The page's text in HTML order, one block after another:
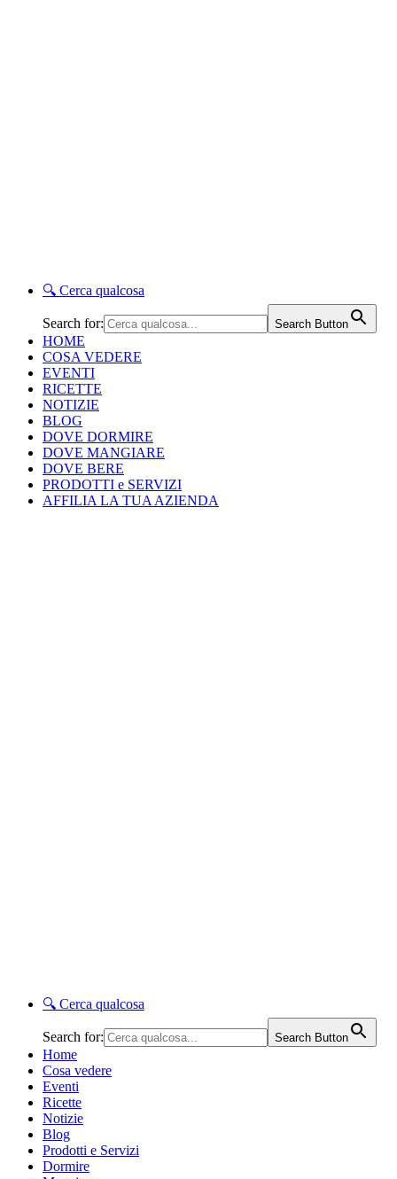
🔍 Cerca qualcosa
Search for: Search Button
HOME
COSA VEDERE
EVENTI
RICETTE
NOTIZIE
BLOG
DOVE DORMIRE
DOVE MANGIARE
DOVE BERE
PRODOTTI e SERVIZI
AFFILIA LA TUA AZIENDA
🔍 Cerca qualcosa
Search for: Search Button
Home
Cosa vedere
Eventi
Ricette
Notizie
Blog
Prodotti e Servizi
Dormire